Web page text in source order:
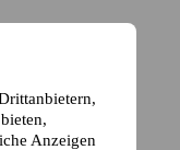
Anzeigen